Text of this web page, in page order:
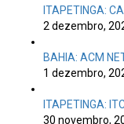
ITAPETINGA:
2 dezembro,
BAHIA: ACM
1 dezembro,
ITAPETINGA:
30 novembro,